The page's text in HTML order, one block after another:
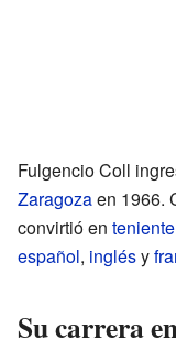
Fulgencio Coll
Zaragozaen 1966.
convirtió en teniente
español, inglésy
Su carrera